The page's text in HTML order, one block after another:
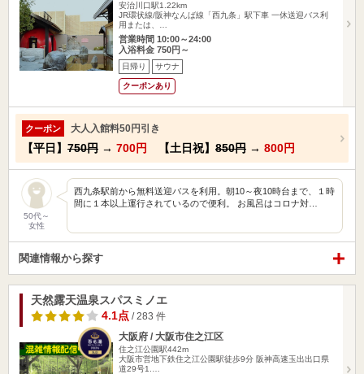
安治川口駅1.22km
JR環状線/阪神なんば線「西九条」駅下車 一休送迎バス利
用または、…
営業時間 10:00～24:00
入浴料金 750円～
日帰り サウナ
クーポンあり
クーポン 大人入館料50円引き
【平日】 750円 → 700円 【土日祝】 850円 → 800円
50代～
女性
西九条駅前から無料送迎バスを利用。朝10～夜10時台まで、１時
間に１本以上運行されているので便利。 お風呂はコロナ対…
関連情報から探す
天然露天温泉スパスミノエ
4.1点 / 283 件
大阪府 / 大阪市住之江区
住之江公園駅442m
大阪市営地下鉄住之江公園駅徒歩9分 阪神高速玉出出口県
道29号1.…